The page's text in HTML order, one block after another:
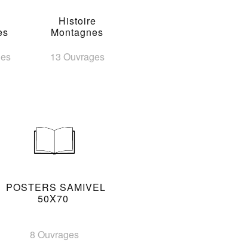
Histoire
Montagnes
13 Ouvrages
POSTERS SAMIVEL
50X70
8 Ouvrages